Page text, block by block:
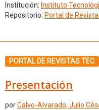
Institución: Instituto
Repositorio: Portal de
PORTAL DE REVISTAS TEC
Presentación
porCalvo-Alvarado, Julio